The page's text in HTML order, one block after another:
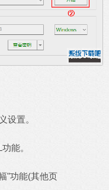
设置。
能。
"功能(其他页